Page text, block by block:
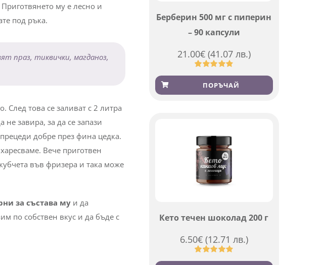
му е лесно и
под ръка.
праз, тиквички, магданоз,
След това се заливат с 2 литра
завира, за да се запази
добре през фина цедка.
Вече приготвен
във фризера и така може
за състава муи да
по собствен вкус и да бъде с
Берберин 500 мг с пиперин
– 90 капсули
21.00€ (41.07 лв.)
Оценен
4.84от 5,
базирано
369
ПОРЪЧАЙ
Кето течен шоколад 200 г
6.50€ (12.71 лв.)
Оценен
501